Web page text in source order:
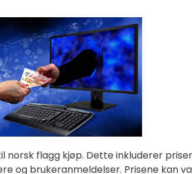
flagg kjøp. Dette inkluderer
og brukeranmeldelser. Prisene kan